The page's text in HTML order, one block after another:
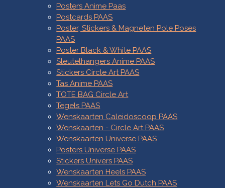
Posters Anime Paas
Postcards PAAS
Poster, Stickers & Magneten Pole Poses
PAAS
Poster Black & White PAAS
Sleutelhangers Anime PAAS
Stickers Circle Art PAAS
Tas Anime PAAS
TOTE BAG Circle Art
Tegels PAAS
Wenskaarten Caleidoscoop PAAS
Wenskaarten - Circle Art PAAS
Wenskaarten Universe PAAS
Posters Universe PAAS
Stickers Univers PAAS
Wenskaarten Heels PAAS
Wenskaarten Lets Go Dutch PAAS